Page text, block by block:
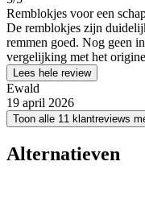
Remblokjes voor een
De remblokjes zijn
remmen goed. Nog geen
vergelijking met het
Lees hele review
Ewald
19 april 2026
Toon alle 11 klantreviews
Alternatieven